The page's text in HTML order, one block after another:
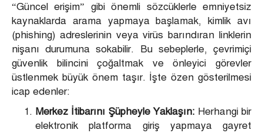
“Güncel erişim” gibi önemli sözcüklerle emniyetsiz
kaynaklarda arama yapmaya başlamak, kimlik avı
(phishing) adreslerinin veya virüs barındıran linklerin
nişanı durumuna sokabilir. Bu sebeplerle, çevrimiçi
güvenlik bilincini çoğaltmak ve önleyici görevler
üstlenmek büyük önem taşır. İşte özen gösterilmesi
icap edenler:
Merkez İtibarını Şüpheyle Yaklaşın: Herhangi bir
elektronik platforma giriş yapmaya gayret